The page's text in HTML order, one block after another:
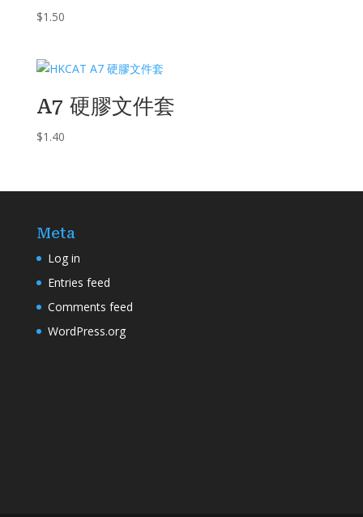
$1.50
A7 硬膠文件套
$1.40
Meta
Log in
Entries feed
Comments feed
WordPress.org